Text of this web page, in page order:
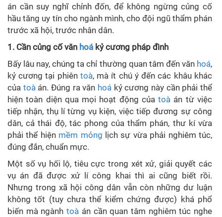
án cần suy nghĩ chỉnh đốn, để không ngừng củng cố
hầu tăng uy tín cho ngành mình, cho đội ngũ thẩm phán
trước xã hội, trước nhân dân.
1. Cần củng cố văn hoá kỷ cương pháp đình
Bấy lâu nay, chúng ta chỉ thường quan tâm đến văn hoá,
kỷ cương tại phiên toà, mà ít chú ý đến các khâu khác
của toà án. Đúng ra văn hoá kỷ cương này cần phải thể
hiện toàn diện qua mọi hoạt động củatoà án từ việc
tiếp nhận, thụ lí từng vụ kiện, việc tiếp đương sự công
dân, cả thái độ, tác phong của thẩm phán, thư kí vừa
phải thể hiện mềm mỏng lịch sự vừa phải nghiêm túc,
đúng đắn, chuẩn mực.
Một số vụ hối lộ, tiêu cực trong xét xử, giải quyết các
vụ án đã được xử lí công khai thì ai cũng biết rồi.
Nhưng trong xã hội công dân vẫn còn những dư luận
không tốt (tuy chưa thể kiểm chứng được) khá phổ
biến mà ngànhtoà án cần quan tâm nghiêm túc nghe